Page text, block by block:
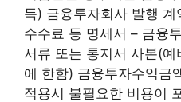
득) 금융투자회사 발행
수수료 등 명세서 – 금융
서류 또는 통지서 사본(
에 한함) 금융투자수익금
적용시 불필요한 비용이